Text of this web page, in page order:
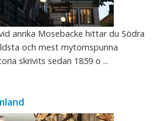
anrika Mosebacke hittar du Södra
och mest mytomspunna
skrivits sedan 1859 o ...